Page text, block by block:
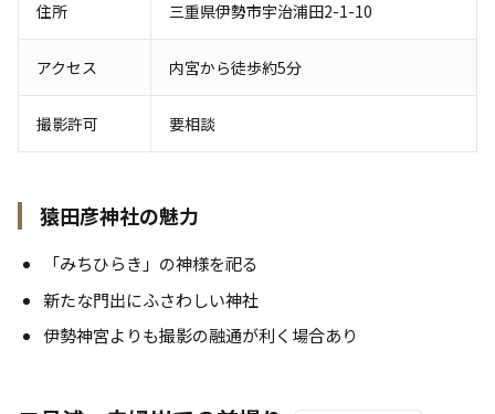
住所 三重県伊勢市宇治浦田2-1-10
アクセス 内宮から徒歩約5分
撮影許可 要相談
猿田彦神社の魅力
「みちひらき」の神様を祀る
新たな門出にふさわしい神社
伊勢神宮よりも撮影の融通が利く場合あり